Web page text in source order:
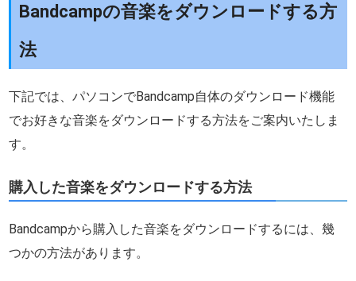
Bandcampの音楽をダウンロードする方
法
下記では、パソコンでBandcamp自体のダウンロード機能
でお好きな音楽をダウンロードする方法をご案内いたしま
す。
購入した音楽をダウンロードする方法
Bandcampから購入した音楽をダウンロードするには、幾
つかの方法があります。